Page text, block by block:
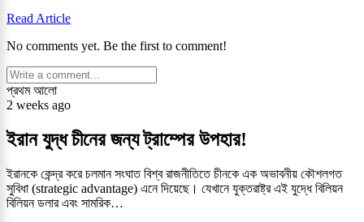
Read Article
No comments yet. Be the first to comment!
প্রথম আলো
2 weeks ago
ইরান যুদ্ধ চীনের জন্য ট্রাম্পের উপহার!
ইরানকে কেন্দ্র করে চলমান সংঘাত বিশ্ব রাজনীতিতে চীনকে এক অভাবনীয় কৌশলগত
সুবিধা (strategic advantage) এনে দিয়েছে। যেখানে যুক্তরাষ্ট্র এই যুদ্ধে বিলিয়ন
বিলিয়ন ডলার এবং সামরিক…